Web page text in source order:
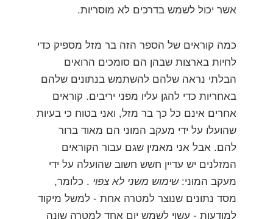
אשר יכול לשמש בדרכים לא מוסריות.
כמה קוראים של הספר הזה בר מזל מספיק כדי
לחיות בארצות שבהן הם סומכים הרואים
הבלתי נראה שלהם להשתמש בנתונים שלהם
באחריות כדי להגן עליו מפני יריבים. קוראים
אחרים אינם כל כך בר מזל, ואני בטוח כי בעיות
שהועלו על ידי מעקב המוני הם מאוד ברור
להם. אבל אני מאמין שגם עבור הקוראים
המזלנים יש עדיין חשש חשוב שהועלה על ידי
מעקב המוני:שימוש משני לא צפוי . כלומר,
מסד נתונים שנוצר למטרה אחת - למשל מיקוד
למודעות - עשוי לשמש יום אחד למטרה שונה